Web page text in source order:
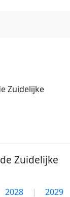
Zuidelijke
Zuidelijke
2028 | 2029